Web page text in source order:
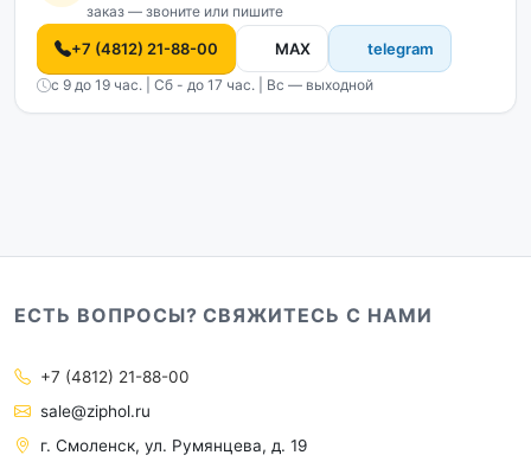
заказ — звоните или пишите
+7 (4812) 21-88-00 MAX telegram
с 9 до 19 час. | Сб - до 17 час. | Вс — выходной
ЕСТЬ ВОПРОСЫ? СВЯЖИТЕСЬ С НАМИ
+7 (4812) 21-88-00
sale@ziphol.ru
г. Смоленск, ул. Румянцева, д. 19